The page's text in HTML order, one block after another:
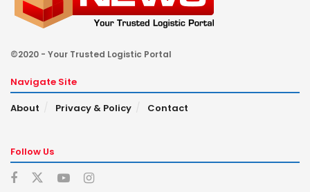
©2020 - Your Trusted Logistic Portal
Navigate Site
About
Privacy & Policy Contact
Follow Us